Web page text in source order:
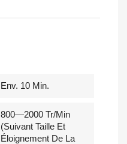
Env. 10 Min.
800—2000 Tr/min
(suivant Taille Et
Éloignement De La